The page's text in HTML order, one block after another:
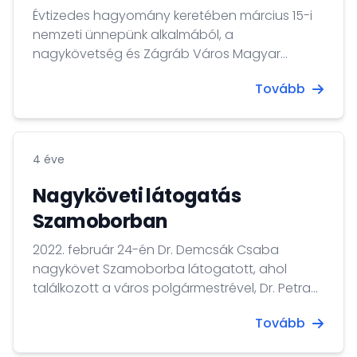
Évtizedes hagyomány keretében március 15-i
nemzeti ünnepünk alkalmából, a
nagykövetség és Zágráb Város Magyar
megkoszorúztuk Petőfi Sándor Vlaška utcai
Tovább
4 éve
Nagyköveti látogatás
Szamoborban
2022. február 24-én Dr. Demcsák Csaba
nagykövet Szamoborba látogatott, ahol
találkozott a város polgármestrével, Dr. Petra
asszony tájékoztatta a Demcsák nagykövet
Tovább